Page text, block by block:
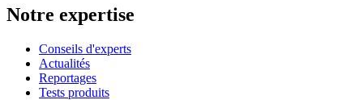
Notre expertise
Conseils d'experts
Actualités
Reportages
Tests produits